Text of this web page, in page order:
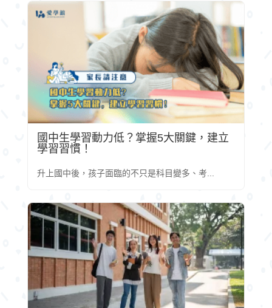
國中生學習動力低？掌握5大關鍵，建立
學習習慣！
升上國中後，孩子面臨的不只是科目變多、考...